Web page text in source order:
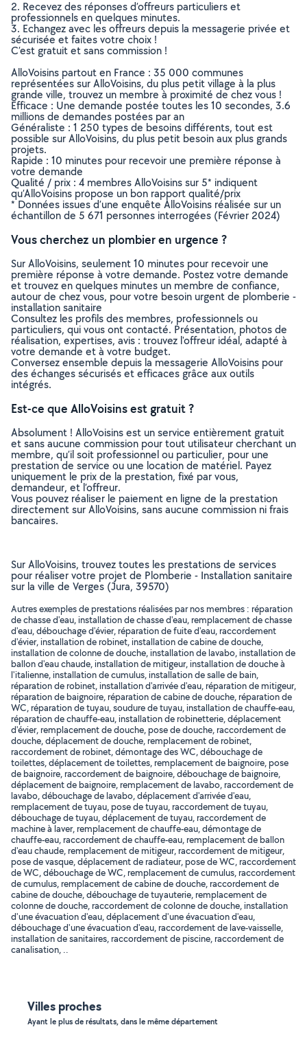
2. Recevez des réponses d’offreurs particuliers et
professionnels en quelques minutes.
3. Echangez avec les offreurs depuis la messagerie privée et
sécurisée et faites votre choix !
C’est gratuit et sans commission !
AlloVoisins partout en France : 35 000 communes
représentées sur AlloVoisins, du plus petit village à la plus
grande ville, trouvez un membre à proximité de chez vous !
Efficace : Une demande postée toutes les 10 secondes, 3.6
millions de demandes postées par an
Généraliste : 1 250 types de besoins différents, tout est
possible sur AlloVoisins, du plus petit besoin aux plus grands
projets.
Rapide : 10 minutes pour recevoir une première réponse à
votre demande
Qualité / prix : 4 membres AlloVoisins sur 5* indiquent
qu’AlloVoisins propose un bon rapport qualité/prix
* Données issues d’une enquête AlloVoisins réalisée sur un
échantillon de 5 671 personnes interrogées (Février 2024)
Vous cherchez un plombier en urgence ?
Sur AlloVoisins, seulement 10 minutes pour recevoir une
première réponse à votre demande. Postez votre demande
et trouvez en quelques minutes un membre de confiance,
autour de chez vous, pour votre besoin urgent de plomberie -
installation sanitaire
Consultez les profils des membres, professionnels ou
particuliers, qui vous ont contacté. Présentation, photos de
réalisation, expertises, avis : trouvez l'offreur idéal, adapté à
votre demande et à votre budget.
Conversez ensemble depuis la messagerie AlloVoisins pour
des échanges sécurisés et efficaces grâce aux outils
intégrés.
Est-ce que AlloVoisins est gratuit ?
Absolument ! AlloVoisins est un service entièrement gratuit
et sans aucune commission pour tout utilisateur cherchant un
membre, qu’il soit professionnel ou particulier, pour une
prestation de service ou une location de matériel. Payez
uniquement le prix de la prestation, fixé par vous,
demandeur, et l’offreur.
Vous pouvez réaliser le paiement en ligne de la prestation
directement sur AlloVoisins, sans aucune commission ni frais
bancaires.
Sur AlloVoisins, trouvez toutes les prestations de services
pour réaliser votre projet de Plomberie - Installation sanitaire
sur la ville de Verges (Jura, 39570)
Autres exemples de prestations réalisées par nos membres : réparation
de chasse d'eau, installation de chasse d'eau, remplacement de chasse
d'eau, débouchage d'évier, réparation de fuite d'eau, raccordement
d'évier, installation de robinet, installation de cabine de douche,
installation de colonne de douche, installation de lavabo, installation de
ballon d'eau chaude, installation de mitigeur, installation de douche à
l'italienne, installation de cumulus, installation de salle de bain,
réparation de robinet, installation d'arrivée d'eau, réparation de mitigeur,
réparation de baignoire, réparation de cabine de douche, réparation de
WC, réparation de tuyau, soudure de tuyau, installation de chauffe-eau,
réparation de chauffe-eau, installation de robinetterie, déplacement
d'évier, remplacement de douche, pose de douche, raccordement de
douche, déplacement de douche, remplacement de robinet,
raccordement de robinet, démontage des WC, débouchage de
toilettes, déplacement de toilettes, remplacement de baignoire, pose
de baignoire, raccordement de baignoire, débouchage de baignoire,
déplacement de baignoire, remplacement de lavabo, raccordement de
lavabo, débouchage de lavabo, déplacement d'arrivée d'eau,
remplacement de tuyau, pose de tuyau, raccordement de tuyau,
débouchage de tuyau, déplacement de tuyau, raccordement de
machine à laver, remplacement de chauffe-eau, démontage de
chauffe-eau, raccordement de chauffe-eau, remplacement de ballon
d'eau chaude, remplacement de mitigeur, raccordement de mitigeur,
pose de vasque, déplacement de radiateur, pose de WC, raccordement
de WC, débouchage de WC, remplacement de cumulus, raccordement
de cumulus, remplacement de cabine de douche, raccordement de
cabine de douche, débouchage de tuyauterie, remplacement de
colonne de douche, raccordement de colonne de douche, installation
d'une évacuation d'eau, déplacement d'une évacuation d'eau,
débouchage d'une évacuation d'eau, raccordement de lave-vaisselle,
installation de sanitaires, raccordement de piscine, raccordement de
canalisation, ..
Villes proches
Ayant le plus de résultats, dans le même département